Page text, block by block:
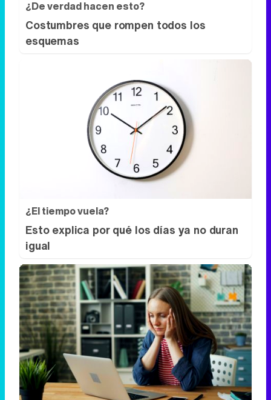
¿El tiempo vuela?
Esto explica por qué los días ya no duran
Señales de agotamiento
¿Te sientes cansado sin razón? Estas
señales lo explican